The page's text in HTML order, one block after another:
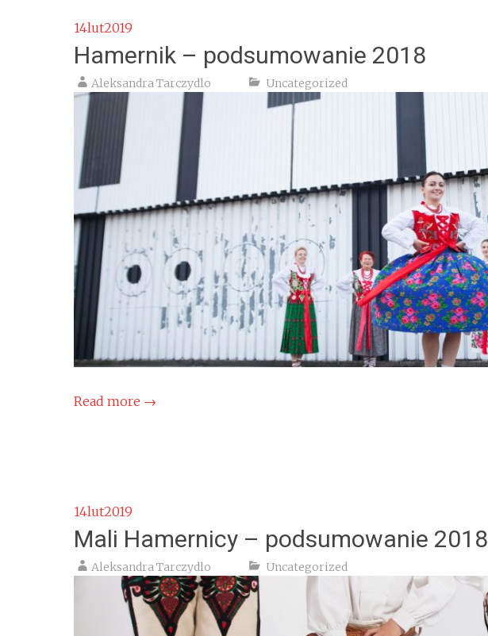
14lut2019
Hamernik – podsumowanie 2018
Aleksandra Tarczydlo Uncategorized
Read more →
14lut2019
Mali Hamernicy – podsumowanie 2018
Aleksandra Tarczydlo Uncategorized